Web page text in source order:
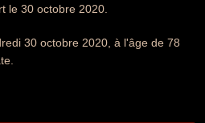
le 30 octobre 2020.
30 octobre 2020, à l'âge de 78